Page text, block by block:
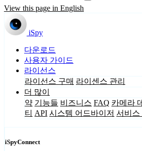
View this page in English
iSpy
다운로드
사용자 가이드
라이선스
라이선스 구매 라이센스 관리
더 많이
약 기능들 비즈니스 FAQ 카메라
티 API 시스템 어드바이저 서비스
iSpyConnect